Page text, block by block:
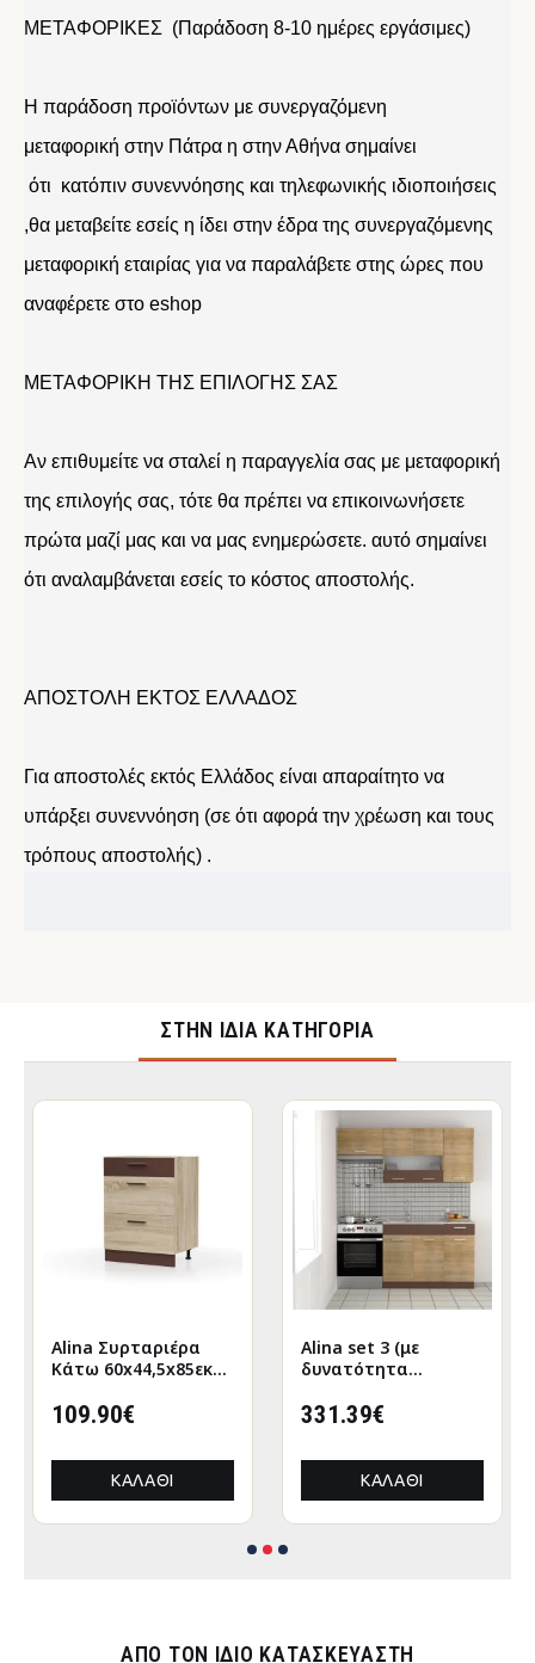
ΜΕΤΑΦΟΡΙΚΕΣ (Παράδοση 8-10 ημέρες εργάσιμες)
Η παράδοση προϊόντων με συνεργαζόμενη
μεταφορική στην Πάτρα η στην Αθήνα σημαίνει
ότι κατόπιν συνεννόησης και τηλεφωνικής ιδιοποιήσεις
,θα μεταβείτε εσείς η ίδει στην έδρα της συνεργαζόμενης
μεταφορική εταιρίας για να παραλάβετε στης ώρες που
αναφέρετε στο eshop
ΜΕΤΑΦΟΡΙΚΗ ΤΗΣ ΕΠΙΛΟΓΗΣ ΣΑΣ
Αν επιθυμείτε να σταλεί η παραγγελία σας με μεταφορική
της επιλογής σας, τότε θα πρέπει να επικοινωνήσετε
πρώτα μαζί μας και να μας ενημερώσετε. αυτό σημαίνει
ότι αναλαμβάνεται εσείς το κόστος αποστολής.
ΑΠΟΣΤΟΛΗ ΕΚΤΟΣ ΕΛΛΑΔΟΣ
Για αποστολές εκτός Ελλάδος είναι απαραίτητο να
υπάρξει συνεννόηση (σε ότι αφορά την χρέωση και τους
τρόπους αποστολής) .
ΣΤΉΝ ΊΔΙΑ ΚΑΤΗΓΟΡΊΑ
Alina Συρταριέρα
Κάτω 60x44,5x85εκ
109.90€
ΚΑΛΆΘΙ
Alina set 3 (με
δυνατότητα
Μόκκα Σετ 5 κουτιών
331.39€
ΚΑΛΆΘΙ
ΑΠΌ ΤΟΝ ΊΔΙΟ ΚΑΤΑΣΚΕΥΑΣΤΉ